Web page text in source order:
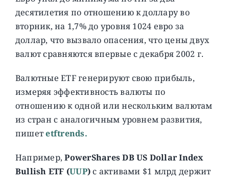
десятилетия по отношению к доллару во
вторник, на 1,7% до уровня 1024 евро за
доллар, что вызвало опасения, что цены двух
валют сравняются впервые с декабря 2002 г.
Валютные ETF генерируют свою прибыль,
измеряя эффективность валюты по
отношению к одной или нескольким валютам
из стран с аналогичным уровнем развития,
пишетetftrends.
Например,PowerShares DB US Dollar Index
Bullish ETF (UUP)с активами $1 млрд держит